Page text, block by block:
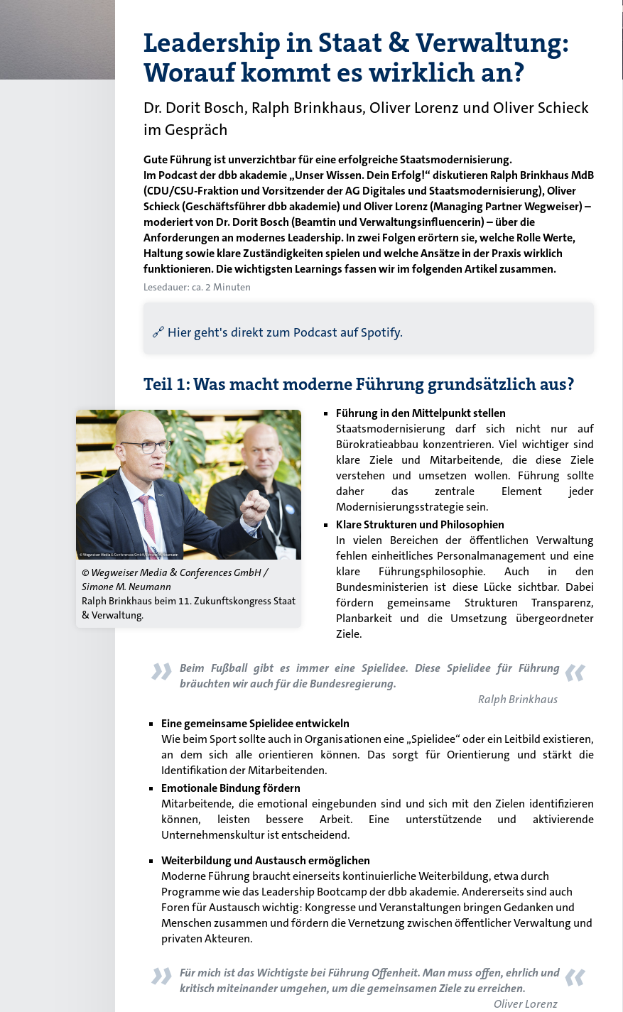
Leadership in Staat & Verwaltung:
Worauf kommt es wirklich an?
Dr. Dorit Bosch, Ralph Brinkhaus, Oliver Lorenz und Oliver Schieck
im Gespräch
Gute Führung ist unverzichtbar für eine erfolgreiche Staatsmodernisierung.
Im Podcast der dbb akademie „Unser Wissen. Dein Erfolg!“ diskutieren Ralph Brinkhaus MdB
(CDU/CSU-Fraktion und Vorsitzender der AG Digitales und Staatsmodernisierung), Oliver
Schieck (Geschäftsführer dbb akademie) und Oliver Lorenz (Managing Partner Wegweiser) –
moderiert von Dr. Dorit Bosch (Beamtin und Verwaltungsinfluencerin) – über die
Anforderungen an modernes Leadership. In zwei Folgen erörtern sie, welche Rolle Werte,
Haltung sowie klare Zuständigkeiten spielen und welche Ansätze in der Praxis wirklich
funktionieren. Die wichtigsten Learnings fassen wir im folgenden Artikel zusammen.
Lesedauer: ca. 2 Minuten
🔗 Hier geht's direkt zum Podcast auf Spotify.
Teil 1: Was macht moderne Führung grundsätzlich aus?
© Wegweiser Media & Conferences GmbH /
Simone M. Neumann
Ralph Brinkhaus beim 11. Zukunftskongress Staat
& Verwaltung.
Führung in den Mittelpunkt stellen
Staatsmodernisierung darf sich nicht nur auf
Bürokratieabbau konzentrieren. Viel wichtiger sind
klare Ziele und Mitarbeitende, die diese Ziele
verstehen und umsetzen wollen. Führung sollte
daher das zentrale Element jeder
Modernisierungsstrategie sein.
Klare Strukturen und Philosophien
In vielen Bereichen der öffentlichen Verwaltung
fehlen einheitliches Personalmanagement und eine
klare Führungsphilosophie. Auch in den
Bundesministerien ist diese Lücke sichtbar. Dabei
fördern gemeinsame Strukturen Transparenz,
Planbarkeit und die Umsetzung übergeordneter
Ziele.
» Beim Fußball gibt es immer eine Spielidee. Diese Spielidee für Führung
bräuchten wir auch für die Bundesregierung.
«
Ralph Brinkhaus
Eine gemeinsame Spielidee entwickeln
Wie beim Sport sollte auch in Organisationen eine „Spielidee“ oder ein Leitbild existieren,
an dem sich alle orientieren können. Das sorgt für Orientierung und stärkt die
Identifikation der Mitarbeitenden.
Emotionale Bindung fördern
Mitarbeitende, die emotional eingebunden sind und sich mit den Zielen identifizieren
können, leisten bessere Arbeit. Eine unterstützende und aktivierende
Unternehmenskultur ist entscheidend.
Weiterbildung und Austausch ermöglichen
Moderne Führung braucht einerseits kontinuierliche Weiterbildung, etwa durch
Programme wie das Leadership Bootcampder dbb akademie. Andererseits sind auch
Foren für Austausch wichtig: Kongresse und Veranstaltungen bringen Gedanken und
Menschen zusammen und fördern die Vernetzung zwischen öffentlicher Verwaltung und
privaten Akteuren.
» Für mich ist das Wichtigste bei Führung Offenheit. Man muss offen, ehrlich und
kritisch miteinander umgehen, um die gemeinsamen Ziele zu erreichen.
«
Oliver Lorenz